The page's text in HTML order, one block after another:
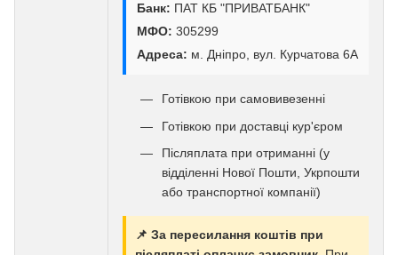
Банк: ПАТ КБ "ПРИВАТБАНК"
МФО: 305299
Адреса: м. Дніпро, вул. Курчатова 6А
Готівкою при самовивезенні
Готівкою при доставці кур'єром
Післяплата при отриманні (у
відділенні Нової Пошти, Укрпошти
або транспортної компанії)
📌 За пересилання коштів при